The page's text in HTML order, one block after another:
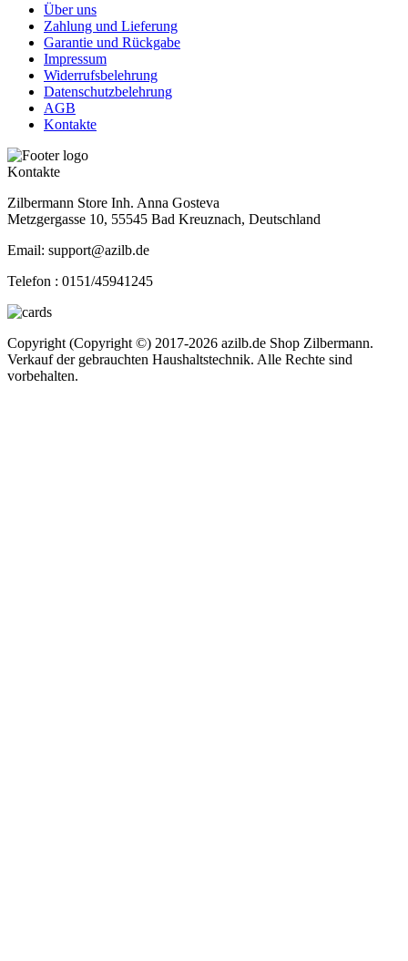
Über uns
Zahlung und Lieferung
Garantie und Rückgabe
Impressum
Widerrufsbelehrung
Datenschutzbelehrung
AGB
Kontakte
Kontakte
Zilbermann Store Inh. Anna Gosteva
Metzgergasse 10, 55545 Bad Kreuznach, Deutschland
Email: support@azilb.de
Telefon : 0151/45941245
Copyright (Copyright ©) 2017-2026 azilb.de Shop Zilbermann.
Verkauf der gebrauchten Haushaltstechnik. Alle Rechte sind
vorbehalten.